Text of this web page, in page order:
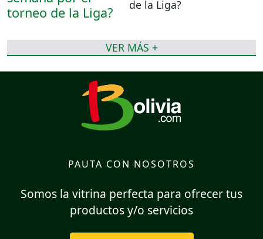
de la Liga?
VER MÁS +
PAUTA CON NOSOTROS
Somos la vitrina perfecta para ofrecer tus
productos y/o servicios